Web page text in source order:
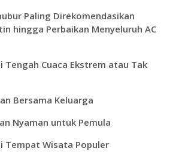
Paling Direkomendasikan
hingga Perbaikan Menyeluruh AC
Tengah Cuaca Ekstrem atau Tak
Bersama Keluarga
Nyaman untuk Pemula
Tempat Wisata Populer